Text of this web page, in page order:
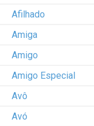
Afilhado
Amiga
Amigo
Amigo Especial
Avô
Avó